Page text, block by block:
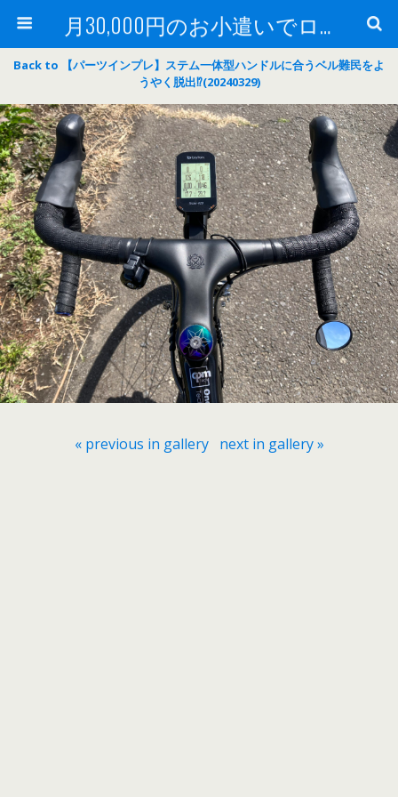
月30,000円のお小遣いでロードバイク
Back to 【パーツインプレ】ステム一体型ハンドルに合うベル難民をよ
うやく脱出⁉(20240329)
« previous in gallery next in gallery »